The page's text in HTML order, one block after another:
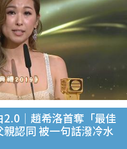
｜趙希洛首奪「最佳
認同 被一句話潑冷水